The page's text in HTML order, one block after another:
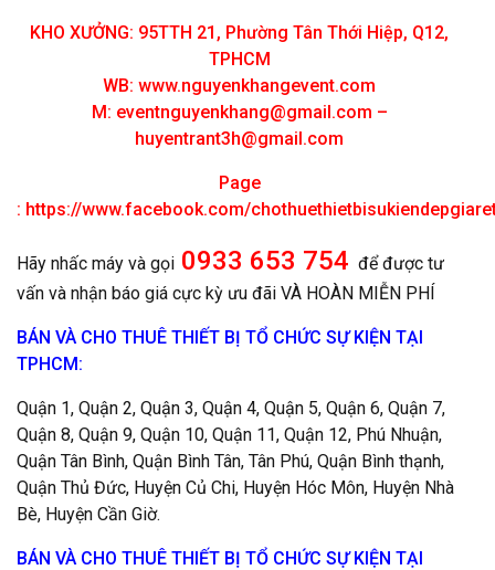
KHO XƯỞNG: 95TTH 21, Phường Tân Thới Hiệp, Q12,
TPHCM
WB: www.nguyenkhangevent.com
M: eventnguyenkhang@gmail.com –
huyentrant3h@gmail.com
Page
: https://www.facebook.com/
Hãy nhấc máy và gọi 0933 653 754 để được tư
vấn và nhận báo giá cực kỳ ưu đãi VÀ HOÀN MIỄN PHÍ
BÁN VÀ CHO THUÊ THIẾT BỊ TỔ CHỨC SỰ KIỆN TẠI
TPHCM:
Quận 1, Quận 2, Quận 3, Quận 4, Quận 5, Quận 6, Quận 7,
Quận 8, Quận 9, Quận 10, Quận 11, Quận 12, Phú Nhuận,
Quận Tân Bình, Quận Bình Tân, Tân Phú, Quận Bình thạnh,
Quận Thủ Đức, Huyện Củ Chi, Huyện Hóc Môn, Huyện Nhà
Bè, Huyện Cần Giờ.
BÁN VÀ CHO THUÊ THIẾT BỊ TỔ CHỨC SỰ KIỆN TẠI